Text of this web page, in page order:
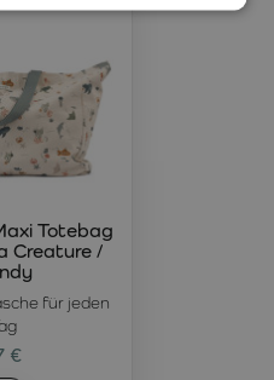
für jeden
Totebag
Creature /
€